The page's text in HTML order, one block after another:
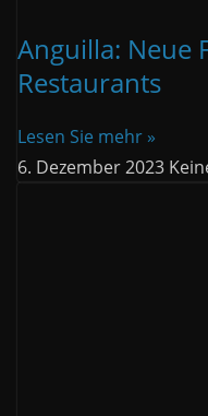
Anguilla: Neue
Restaurants
Lesen Sie mehr »
6. Dezember 2023